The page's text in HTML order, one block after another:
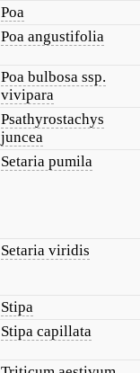
Poa
Poa angustifolia
Poa bulbosa ssp.
vivipara
Psathyrostachys
juncea
Setaria pumila
Setaria viridis
Stipa
Stipa capillata